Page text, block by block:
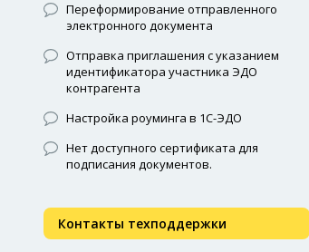
Переформирование отправленного
электронного документа
Отправка приглашения с указанием
идентификатора участника ЭДО
контрагента
Настройка роуминга в 1С-ЭДО
Нет доступного сертификата для
подписания документов.
Контакты техподдержки